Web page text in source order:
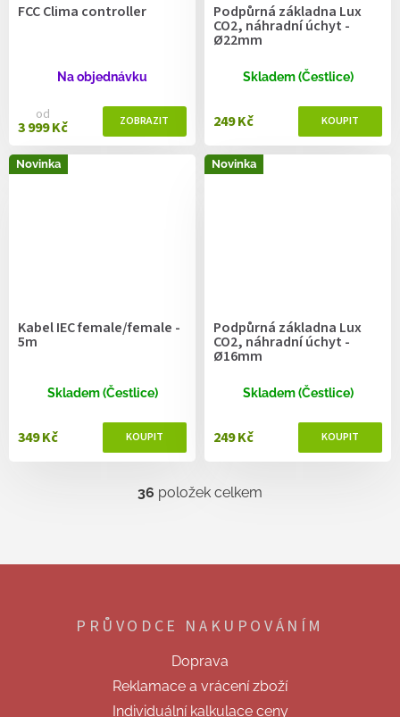
FCC Clima controller
Na objednávku
od
3 999 Kč
Podpůrná základna Lux
CO2, náhradní úchyt -
Ø22mm
Skladem (Čestlice)
249 Kč
Novinka
Kabel IEC female/female -
5m
Skladem (Čestlice)
349 Kč
Novinka
Podpůrná základna Lux
CO2, náhradní úchyt -
Ø16mm
Skladem (Čestlice)
249 Kč
O
d
í
p
r
v
k
y
36 položek celkem
PRŮVODCE NAKUPOVÁNÍM
Doprava
Reklamace a vrácení zboží
Individuální kalkulace ceny